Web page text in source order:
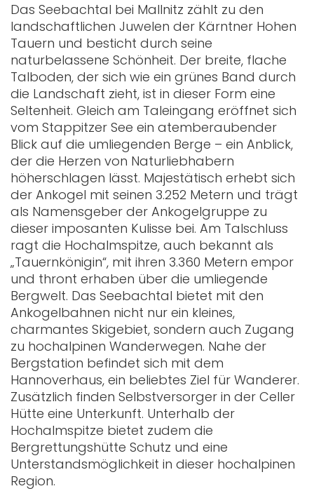
Das Seebachtal bei Mallnitz zählt zu den
landschaftlichen Juwelen der Kärntner Hohen
Tauern und besticht durch seine
naturbelassene Schönheit. Der breite, flache
Talboden, der sich wie ein grünes Band durch
die Landschaft zieht, ist in dieser Form eine
Seltenheit. Gleich am Taleingang eröffnet sich
vom Stappitzer See ein atemberaubender
Blick auf die umliegenden Berge – ein Anblick,
der die Herzen von Naturliebhabern
höherschlagen lässt. Majestätisch erhebt sich
der Ankogel mit seinen 3.252 Metern und trägt
als Namensgeber der Ankogelgruppe zu
dieser imposanten Kulisse bei. Am Talschluss
ragt die Hochalmspitze, auch bekannt als
„Tauernkönigin“, mit ihren 3.360 Metern empor
und thront erhaben über die umliegende
Bergwelt. Das Seebachtal bietet mit den
Ankogelbahnen nicht nur ein kleines,
charmantes Skigebiet, sondern auch Zugang
zu hochalpinen Wanderwegen. Nahe der
Bergstation befindet sich mit dem
Hannoverhaus, ein beliebtes Ziel für Wanderer.
Zusätzlich finden Selbstversorger in der Celler
Hütte eine Unterkunft. Unterhalb der
Hochalmspitze bietet zudem die
Bergrettungshütte Schutz und eine
Unterstandsmöglichkeit in dieser hochalpinen
Region.